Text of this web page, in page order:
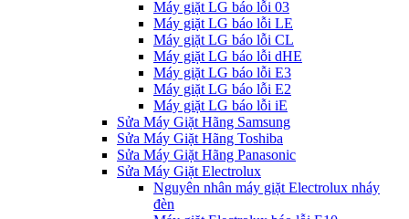
Máy giặt LG báo lỗi 03
Máy giặt LG báo lỗi LE
Máy giặt LG báo lỗi CL
Máy giặt LG báo lỗi dHE
Máy giặt LG báo lỗi E3
Máy giặt LG báo lỗi E2
Máy giặt LG báo lỗi iE
Sửa Máy Giặt Hãng Samsung
Sửa Máy Giặt Hãng Toshiba
Sửa Máy Giặt Hãng Panasonic
Sửa Máy Giặt Electrolux
Nguyên nhân máy giặt Electrolux nháy
đèn